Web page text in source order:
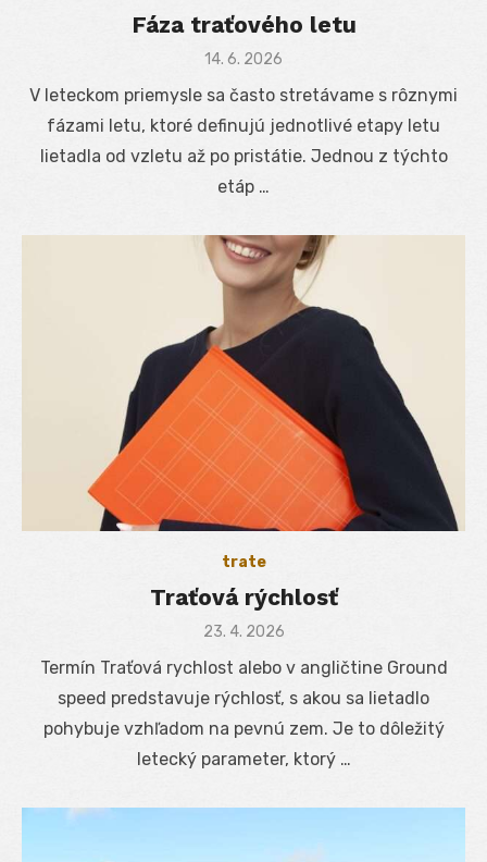
Fáza traťového letu
Posted
14. 6. 2026
V leteckom priemysle sa často stretávame s rôznymi
fázami letu, ktoré definujú jednotlivé etapy letu
lietadla od vzletu až po pristátie. Jednou z týchto
etáp …
trate
Traťová rýchlosť
Posted
23. 4. 2026
Termín Traťová rychlost alebo v angličtine Ground
speed predstavuje rýchlosť, s akou sa lietadlo
pohybuje vzhľadom na pevnú zem. Je to dôležitý
letecký parameter, ktorý …